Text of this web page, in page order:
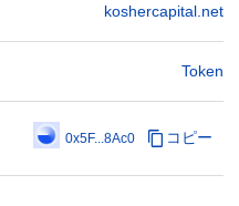
koshercapital.net
Token
0x5F...8Ac0 コピー
の特徴は？
ンザクションスループットを
2スケーリングソリューション
れます。プラットフォームは、
サスメカニズムを採用し、より
進しています。 さらに、